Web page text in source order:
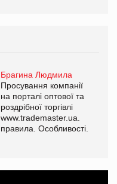
Брагина Людмила
Просування компанії
на порталі оптової та
роздрібної торгівлі
www.trademaster.ua.
правила. Особливості.